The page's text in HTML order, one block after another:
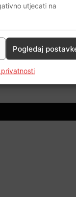
utjecati na
Pogledaj
privatnosti